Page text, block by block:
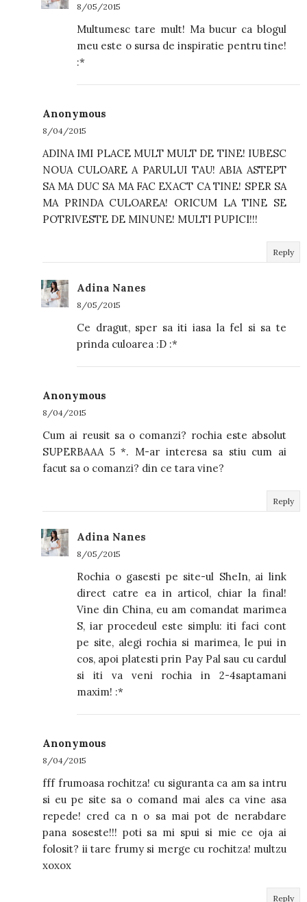
8/05/2015
Multumesc tare mult! Ma bucur ca blogul
meu este o sursa de inspiratie pentru tine!
:*
Anonymous
8/04/2015
ADINA IMI PLACE MULT MULT DE TINE! IUBESC
NOUA CULOARE A PARULUI TAU! ABIA ASTEPT
SA MA DUC SA MA FAC EXACT CA TINE! SPER SA
MA PRINDA CULOAREA! ORICUM LA TINE SE
POTRIVESTE DE MINUNE! MULTI PUPICI!!!
Reply
Adina Nanes
8/05/2015
Ce dragut, sper sa iti iasa la fel si sa te
prinda culoarea :D :*
Anonymous
8/04/2015
Cum ai reusit sa o comanzi? rochia este absolut
SUPERBAAA 5 *. M-ar interesa sa stiu cum ai
facut sa o comanzi? din ce tara vine?
Reply
Adina Nanes
8/05/2015
Rochia o gasesti pe site-ul SheIn, ai link
direct catre ea in articol, chiar la final!
Vine din China, eu am comandat marimea
S, iar procedeul este simplu: iti faci cont
pe site, alegi rochia si marimea, le pui in
cos, apoi platesti prin Pay Pal sau cu cardul
si iti va veni rochia in 2-4saptamani
maxim! :*
Anonymous
8/04/2015
fff frumoasa rochitza! cu siguranta ca am sa intru
si eu pe site sa o comand mai ales ca vine asa
repede! cred ca n o sa mai pot de nerabdare
pana soseste!!! poti sa mi spui si mie ce oja ai
folosit? ii tare frumy si merge cu rochitza! multzu
xoxox
Reply